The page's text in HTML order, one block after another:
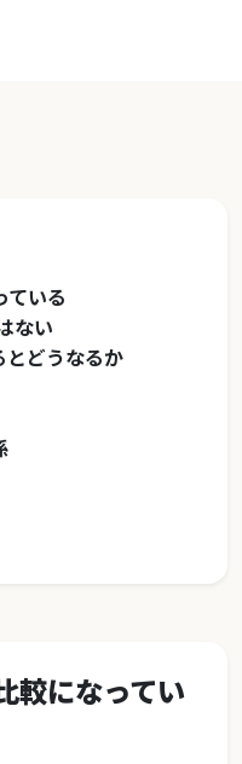
ている
ない
とどうなるか
較になってい